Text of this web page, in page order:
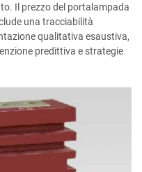
Il prezzo del portalampada
una tracciabilità
qualitativa esaustiva,
predittiva e strategie